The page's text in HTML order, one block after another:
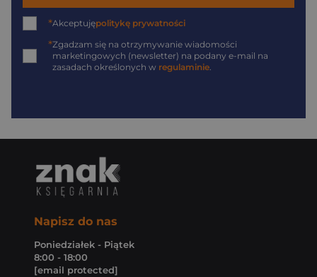
*Akceptujępolitykę prywatności
*Zgadzam się na otrzymywanie wiadomości
marketingowych (newsletter) na podany e-mail na
zasadach określonych w regulaminie.
Napisz do nas
Poniedziałek - Piątek
8:00 - 18:00
[email protected]